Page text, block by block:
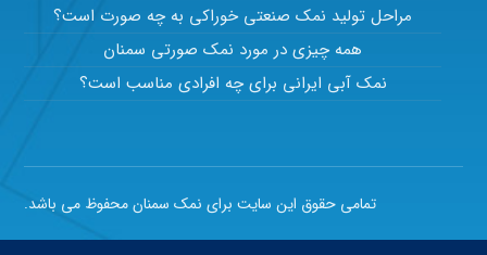
مراحل تولید نمک صنعتی خوراکی به چه صورت است؟
همه چیزی در مورد نمک صورتی سمنان
نمک آبی ایرانی برای چه افرادی مناسب است؟
تمامی حقوق این سایت برای نمک سمنان محفوظ می باشد.